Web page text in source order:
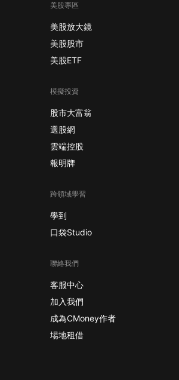
美股專區
美股放大鏡
美股股市
美股ETF
模擬投資
股市大富翁
選股網
雲端控股
報明牌
跨領域學習
學到
口袋Studio
聯絡我們
客服中心
加入我們
成為CMoney作者
場地租借